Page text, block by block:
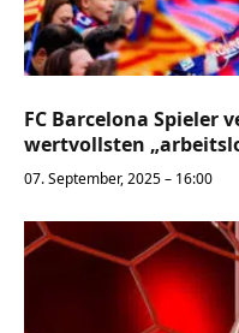
FC Barcelona Spieler
wertvollsten
07. September, 2025 – 16:00